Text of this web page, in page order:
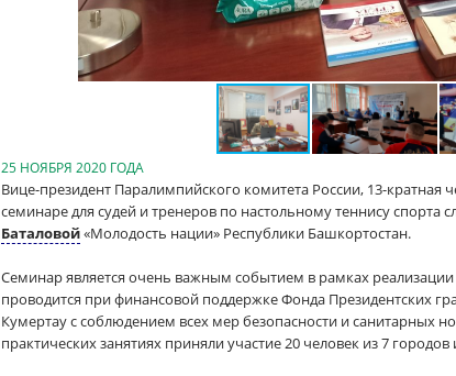
25 НОЯБРЯ 2020 ГОДА
Вице-президент Паралимпийского комитета России, 13-
семинаре для судей и тренеров по настольному теннису
Баталовой«Молодость нации» Республики Башкортостан.
Семинар является очень важным событием в рамках
проводится при финансовой поддержке Фонда Президентских
Кумертау с соблюдением всех мер безопасности и санитарных
практических занятиях приняли участие 20 человек из 7